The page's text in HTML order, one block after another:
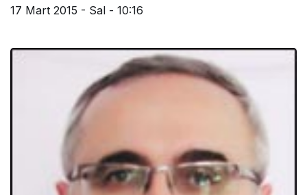
17 Mart 2015 - Sal - 10:16